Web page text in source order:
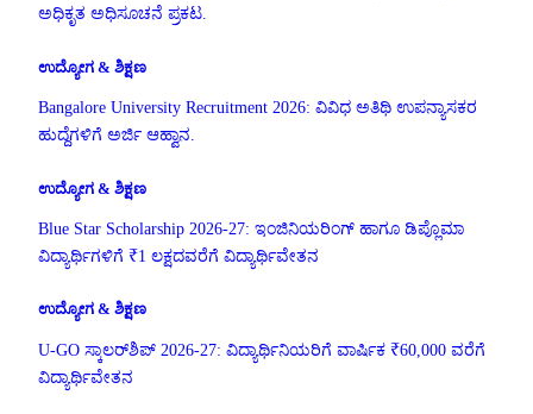
ಅಧಿಕೃತ ಅಧಿಸೂಚನೆ ಪ್ರಕಟ.
ಉದ್ಯೋಗ & ಶಿಕ್ಷಣ
Bangalore University Recruitment 2026: ವಿವಿಧ ಅತಿಥಿ ಉಪನ್ಯಾಸಕರ
ಹುದ್ದೆಗಳಿಗೆ ಅರ್ಜಿ ಆಹ್ವಾನ.
ಉದ್ಯೋಗ & ಶಿಕ್ಷಣ
Blue Star Scholarship 2026-27: ಇಂಜಿನಿಯರಿಂಗ್ ಹಾಗೂ ಡಿಪ್ಲೊಮಾ
ವಿದ್ಯಾರ್ಥಿಗಳಿಗೆ ₹1 ಲಕ್ಷದವರೆಗೆ ವಿದ್ಯಾರ್ಥಿವೇತನ
ಉದ್ಯೋಗ & ಶಿಕ್ಷಣ
U-GO ಸ್ಕಾಲರ್‌ಶಿಪ್ 2026-27: ವಿದ್ಯಾರ್ಥಿನಿಯರಿಗೆ ವಾರ್ಷಿಕ ₹60,000 ವರೆಗೆ
ವಿದ್ಯಾರ್ಥಿವೇತನ